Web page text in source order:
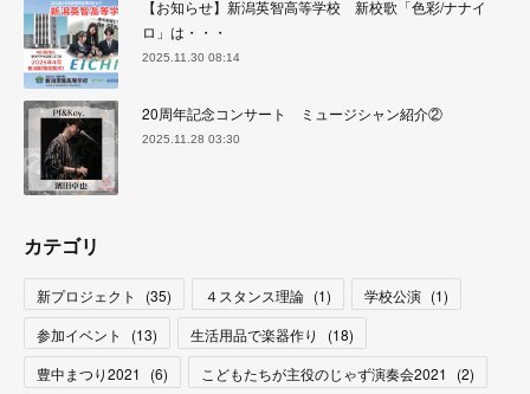
【お知らせ】新潟英智高等学校 新校歌「色彩/ナナイ
ロ」は・・・
2025.11.30 08:14
20周年記念コンサート ミュージシャン紹介②
2025.11.28 03:30
カテゴリ
新プロジェクト (35) ４スタンス理論 (1) 学校公演 (1)
参加イベント
(13) 生活用品で楽器作り (18)
豊中まつり2021
(6) こどもたちが主役のじゃず演奏会2021 (2)